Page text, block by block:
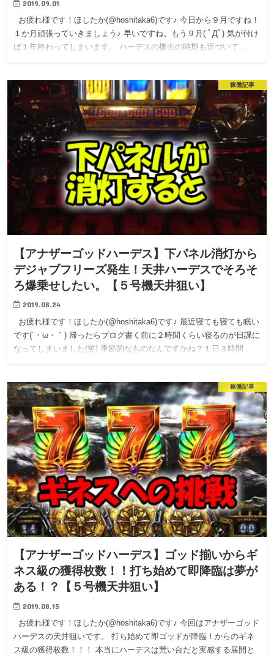
2019.09.01
お疲れ様です！ほしたか(@hoshitaka6)です♪ 今日から９月ですね！
１か月頑張っていきましょう♪ 早いですね。もう９月( ﾟДﾟ) 気が付け
ば１年終わってしまいます。 ハーデスの撤去の時期も近づいて…
稼働記事
【アナザーゴッドハーデス】下パネル消灯から
デジャブフリーズ発生！天井ハーデスでそろそ
ろ爆乗せしたい。【５号機天井狙い】
2019.08.24
お疲れ様です！ほしたか(@hoshitaka6)です♪ 最近寝ても寝ても眠い
です(´・ω・｀) 帰ったらブログ書く前に２時間くらい寝るのが日課に
なってしまいました(笑) 季節的なものなんですかね？１日３時間…
稼働記事
【アナザーゴッドハーデス】ゴッド揃いからギ
ネス級の獲得枚数！！打ち始めて即降臨は夢が
ある！？【５号機天井狙い】
2019.08.15
お疲れ様です！ほしたか(@hoshitaka6)です♪ 今回はアナザーゴッド
ハーデスの天井狙いです。 打ち始めて即ゴッドが降臨！からのギネ
ス級の獲得枚数！！！ 本当にハーデスは荒い台だと実感する展開と